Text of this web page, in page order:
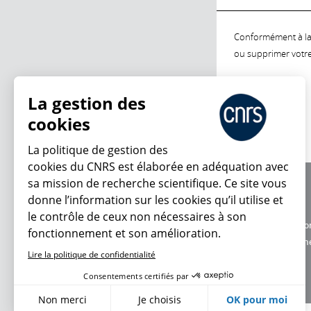
Conformément à
ou supprimer
Charte
Données
La gestion des
cookies
La politique de gestion des
cookies du CNRS est élaborée en adéquation avec
sa mission de recherche scientifique. Ce site vous
donne l’information sur les cookies qu’il utilise et
le contrôle de ceux non nécessaires à son
fonctionnement et son amélioration.
Lire la politique de confidentialité
Consentements certifiés par
Non merci Je choisis OK pour moi